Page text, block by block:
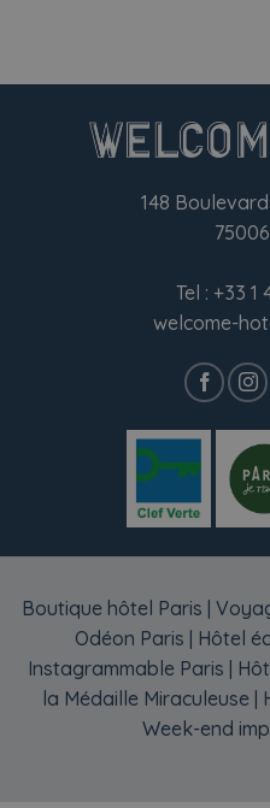
148
Tel : +33 1
welcome-
Boutique hôtel Paris |
Odéon Paris | Hôtel
Instagrammable Paris |
la Médaille Miraculeuse |
Week-end